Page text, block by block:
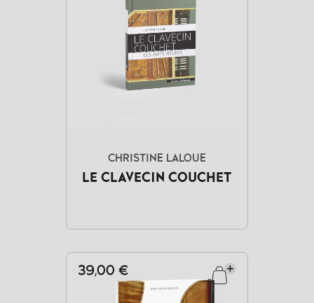
CHRISTINE LALOUE
LE CLAVECIN COUCHET
39,00 €